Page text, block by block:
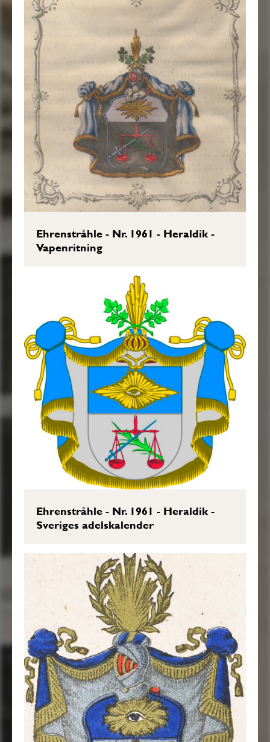
upbundit med Guld-Frantsar och Tåfsade
Snören; Aldeles som detta Wapn med sine
rätte färgor här hos afmåladt finnes.”
Sköldebrevet i original, RHA.
Transkription: Göran Mörner, 2017-01-
22.
Ehrenstråhle - Nr. 1961 - Heraldik -
Vapenritning
Ehrenstråhle - Nr. 1961 - Heraldik -
Sveriges adelskalender